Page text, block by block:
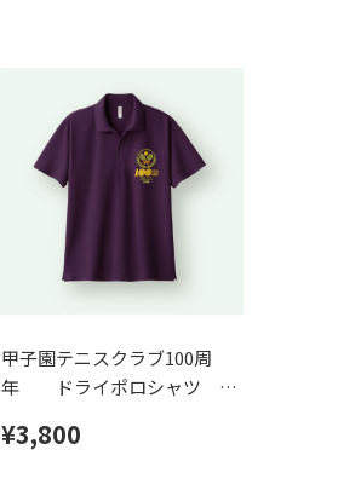
甲子園テニスクラブ100周
年 ドライポロシャツ パ
¥3,800